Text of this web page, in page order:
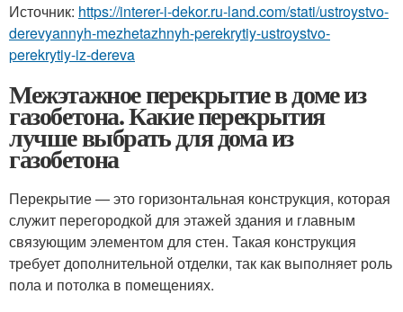
Источник: https://interer-i-dekor.ru-land.com/stati/ustroystvo-
derevyannyh-mezhetazhnyh-perekrytiy-ustroystvo-
perekrytiy-iz-dereva
Межэтажное перекрытие в доме из
газобетона. Какие перекрытия
лучше выбрать для дома из
газобетона
Перекрытие — это горизонтальная конструкция, которая
служит перегородкой для этажей здания и главным
связующим элементом для стен. Такая конструкция
требует дополнительной отделки, так как выполняет роль
пола и потолка в помещениях.